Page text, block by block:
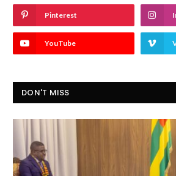
Pinterest
YouTube
DON'T MISS